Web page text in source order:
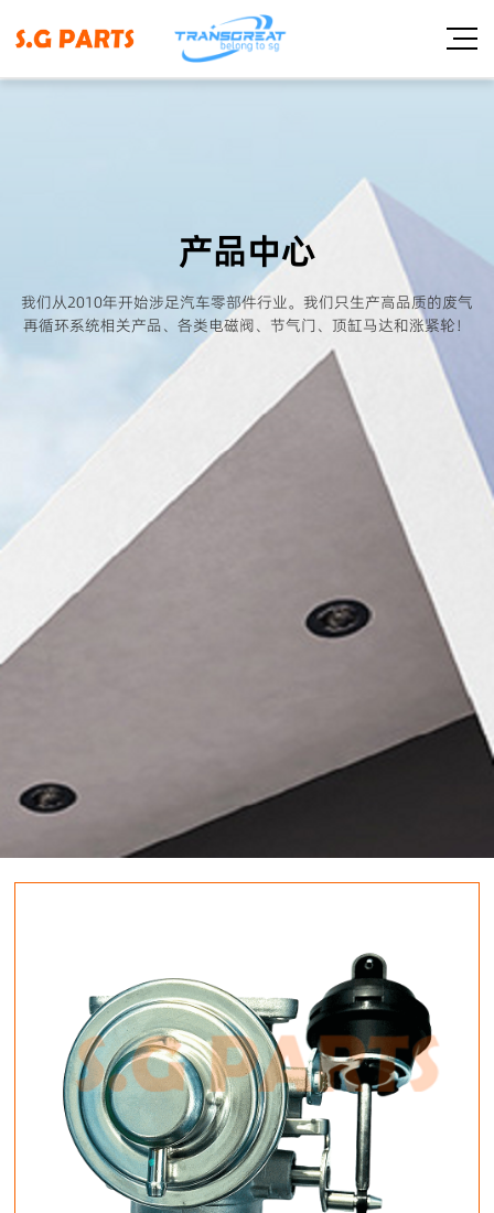
产品中心
我们从2010年开始涉足汽车零部件行业。我们只生产高品质的废气
再循环系统相关产品、各类电磁阀、节气门、顶缸马达和涨紧轮！